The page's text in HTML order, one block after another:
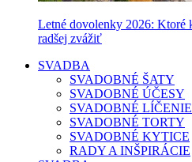
Letné dovolenky 2026: Ktoré
radšej zvážiť
SVADBA
SVADOBNÉ ŠATY
SVADOBNÉ ÚČESY
SVADOBNÉ LÍČENIE
SVADOBNÉ TORTY
SVADOBNÉ KYTICE
RADY A INŠPIRÁCIE